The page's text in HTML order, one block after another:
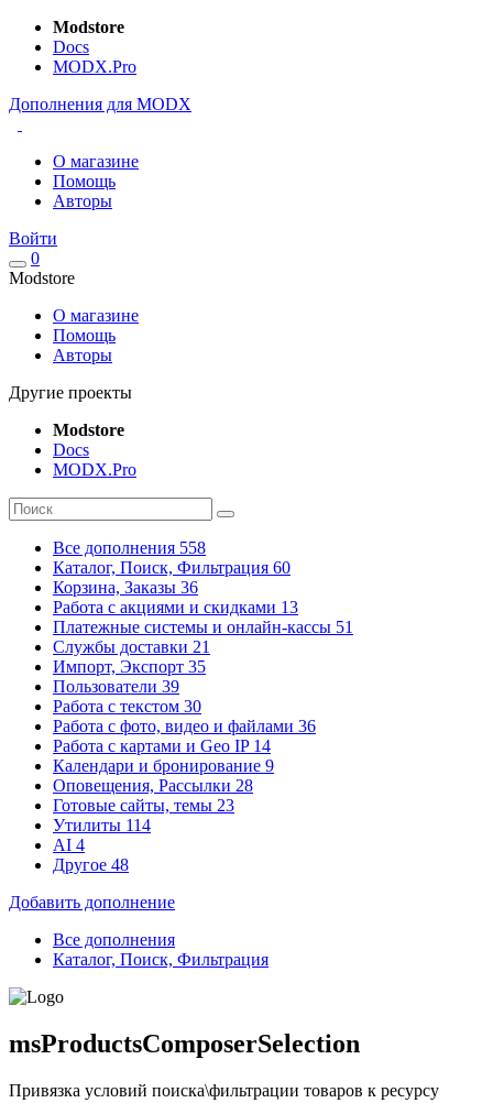
Modstore
Docs
MODX.Pro
Дополнения для MODX
О магазине
Помощь
Авторы
Войти
0
Modstore
О магазине
Помощь
Авторы
Другие проекты
Modstore
Docs
MODX.Pro
Все дополнения 558
Каталог, Поиск, Фильтрация 60
Корзина, Заказы 36
Работа с акциями и скидками 13
Платежные системы и онлайн-кассы 51
Службы доставки 21
Импорт, Экспорт 35
Пользователи 39
Работа с текстом 30
Работа с фото, видео и файлами 36
Работа с картами и Geo IP 14
Календари и бронирование 9
Оповещения, Рассылки 28
Готовые сайты, темы 23
Утилиты 114
AI 4
Другое 48
Добавить дополнение
Все дополнения
Каталог, Поиск, Фильтрация
msProductsComposerSelection
Привязка условий поиска\фильтрации товаров к ресурсу